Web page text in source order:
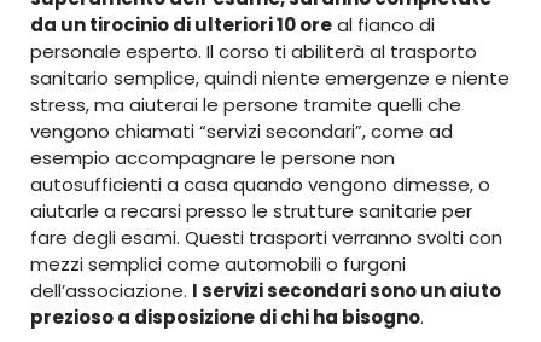
da un tirocinio di ulteriori 10 oreal fianco di
personale esperto. Il corso ti abiliterà al trasporto
sanitario semplice, quindi niente emergenze e niente
stress, ma aiuterai le persone tramite quelli che
vengono chiamati “servizi secondari”, come ad
esempio accompagnare le persone non
autosufficienti a casa quando vengono dimesse, o
aiutarle a recarsi presso le strutture sanitarie per
fare degli esami. Questi trasporti verranno svolti con
mezzi semplici come automobili o furgoni
dell’associazione. I servizi secondari sono un aiuto
prezioso a disposizione di chi ha bisogno.